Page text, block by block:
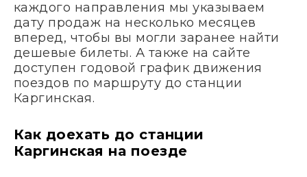
каждого направления мы указываем
дату продаж на несколько месяцев
вперед, чтобы вы могли заранее найти
дешевые билеты. А также на сайте
доступен годовой график движения
поездов по маршруту до станции
Каргинская.
Как доехать до станции
Каргинская на поезде